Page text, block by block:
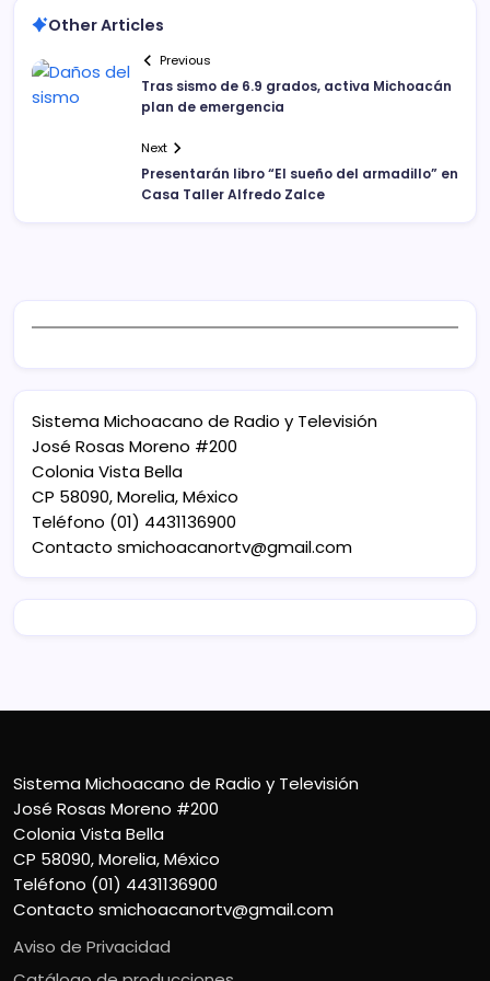
Other Articles
Previous
Tras sismo de 6.9 grados, activa Michoacán
plan de emergencia
Next
Presentarán libro “El sueño del armadillo” en
Casa Taller Alfredo Zalce
Sistema Michoacano de Radio y Televisión
José Rosas Moreno #200
Colonia Vista Bella
CP 58090, Morelia, México
Teléfono (01) 4431136900
Contacto smichoacanortv@gmail.com
Sistema Michoacano de Radio y Televisión
José Rosas Moreno #200
Colonia Vista Bella
CP 58090, Morelia, México
Teléfono (01) 4431136900
Contacto smichoacanortv@gmail.com
Aviso de Privacidad